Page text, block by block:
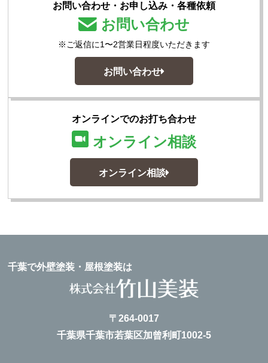
お問い合わせ・お申し込み・各種依頼
お問い合わせ
※ご返信に1〜2営業日程度いただきます
お問い合わせ
オンラインでのお打ち合わせ
オンライン相談
オンライン相談
千葉で外壁塗装・屋根塗装は
〒264-0017
千葉県千葉市若葉区加曾利町1002-5